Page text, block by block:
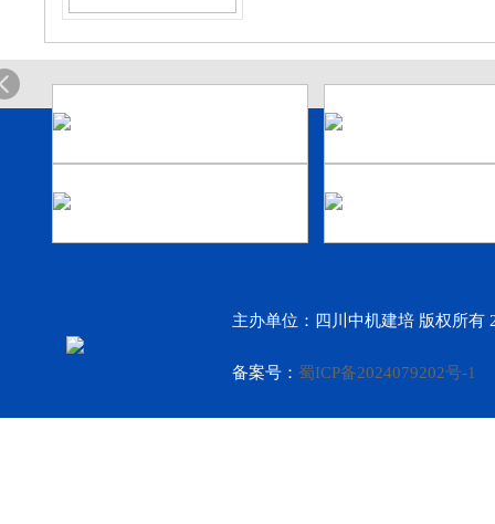
主办单位：四川中机建培 版权所有
备案号： 蜀ICP备2024079202号-1